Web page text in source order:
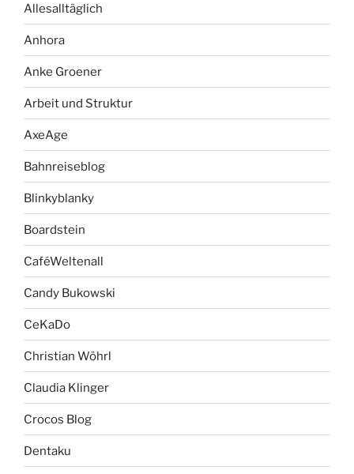
Allesalltäglich
Anhora
Anke Groener
Arbeit und Struktur
AxeAge
Bahnreiseblog
Blinkyblanky
Boardstein
CaféWeltenall
Candy Bukowski
CeKaDo
Christian Wöhrl
Claudia Klinger
Crocos Blog
Dentaku